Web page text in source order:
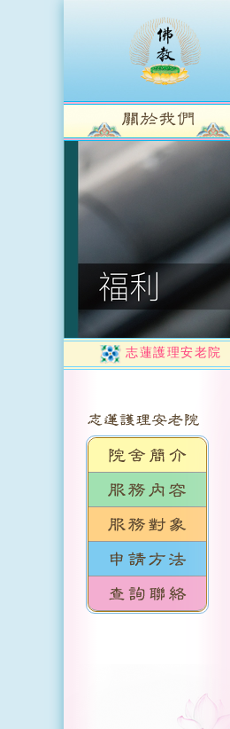
志蓮護理安老院